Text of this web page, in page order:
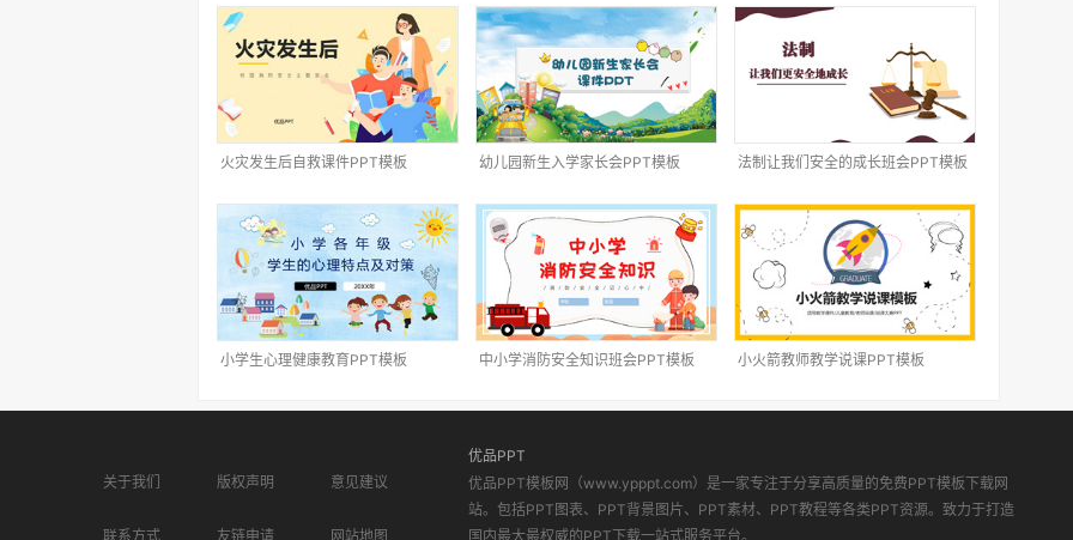
火灾发生后自救课件PPT模板 幼儿园新生入学家长会PPT模板 法制让我们安全的成长班会PPT模板
小学生心理健康教育PPT模板 中小学消防安全知识班会PPT模板 小火箭教师教学说课PPT模板
关于我们 版权声明 意见建议
联系方式 友链申请 网站地图
优品PPT
优品PPT模板网（www.ypppt.com）是一家专注于分享高质量的免费PPT模板下载网
站。包括PPT图表、PPT背景图片、PPT素材、PPT教程等各类PPT资源。致力于打造
国内最大最权威的PPT下载一站式服务平台。